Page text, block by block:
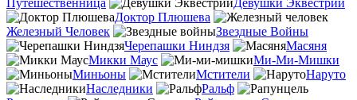
Доктор Плюшева
Железный Человек
Звездные Войны
Черепашки Ниндзя
Масяня
Микки Маус
Ми-Ми-Мишки
Миньоны
Мстители
Наруто
Наследники
Ральф